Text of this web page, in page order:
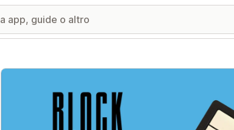
Galleria immagini in evidenza